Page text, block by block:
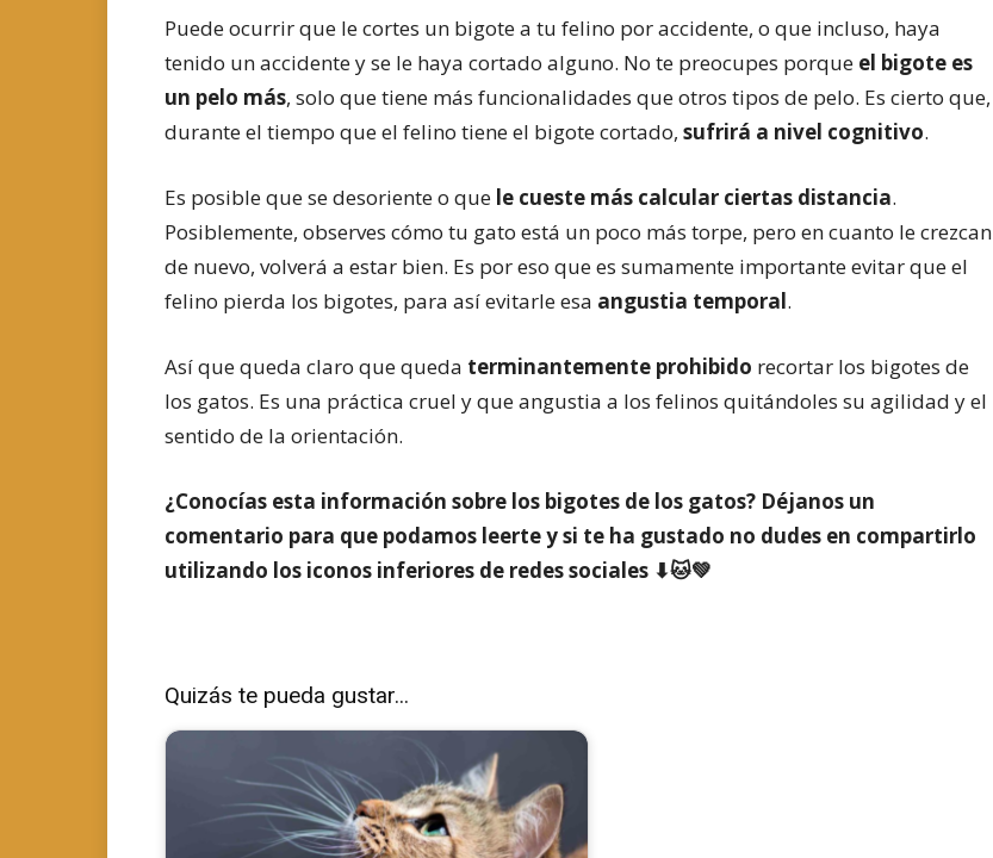
Puede ocurrir que le cortes un bigote a tu felino por accidente, o que incluso, haya
tenido un accidente y se le haya cortado alguno. No te preocupes porque el bigote es
un pelo más, solo que tiene más funcionalidades que otros tipos de pelo. Es cierto que,
durante el tiempo que el felino tiene el bigote cortado, sufrirá a nivel cognitivo.
Es posible que se desoriente o que le cueste más calcular ciertas distancia.
Posiblemente, observes cómo tu gato está un poco más torpe, pero en cuanto le crezcan
de nuevo, volverá a estar bien. Es por eso que es sumamente importante evitar que el
felino pierda los bigotes, para así evitarle esa angustia temporal.
Así que queda claro que queda terminantemente prohibido recortar los bigotes de
los gatos. Es una práctica cruel y que angustia a los felinos quitándoles su agilidad y el
sentido de la orientación.
¿Conocías esta información sobre los bigotes de los gatos? Déjanos un
comentario para que podamos leerte y si te ha gustado no dudes en compartirlo
utilizando los iconos inferiores de redes sociales ⬇🐱💚
Quizás te pueda gustar...